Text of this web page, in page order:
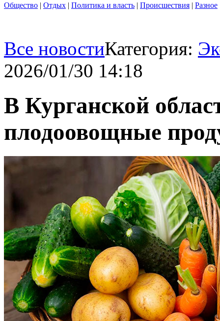
Общество | Отдых | Политика и власть | Происшествия | Разное
Все новостиКатегория:
2026/01/30 14:18
В Курганской
плодоовощные